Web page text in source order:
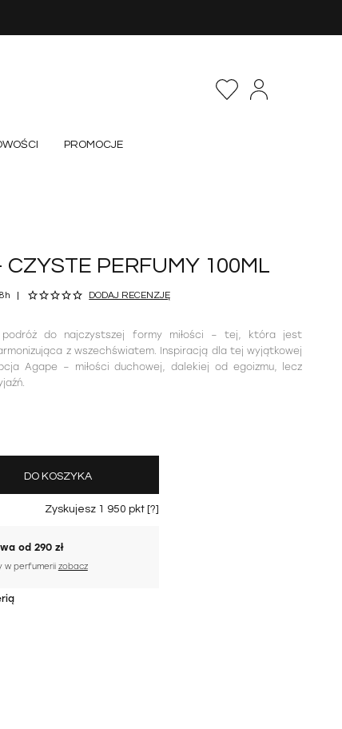
PROMOCJE
PERFUMY 100ML
DODAJ RECENZJĘ
do najczystszej formy miłości – tej, która jest
z wszechświatem. Inspiracją dla tej wyjątkowej
Agape – miłości duchowej, dalekiej od egoizmu, lecz
DO KOSZYKA
Zyskujesz 1 950 pkt [?]
od 290 zł
w perfumerii zobacz